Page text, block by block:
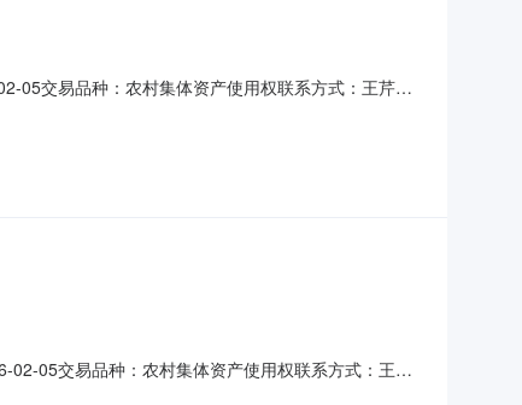
05交易品种：农村集体资产使用权联系方式：王芹
说明1、项目详情自行前往了解，打
05交易品种：农村集体资产使用权联系方式：王芹